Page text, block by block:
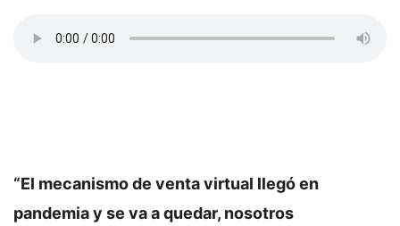
“El mecanismo de venta virtual llegó en
pandemia y se va a quedar, nosotros